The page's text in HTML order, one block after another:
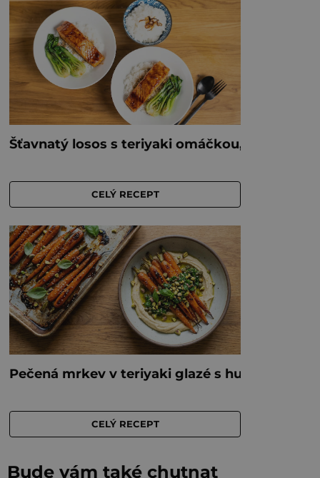
Bude vám také chutnat